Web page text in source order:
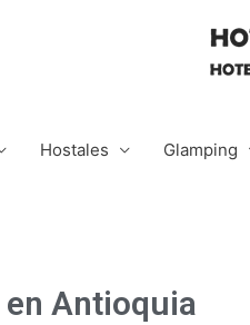
Hostales Glamping
Antioquia